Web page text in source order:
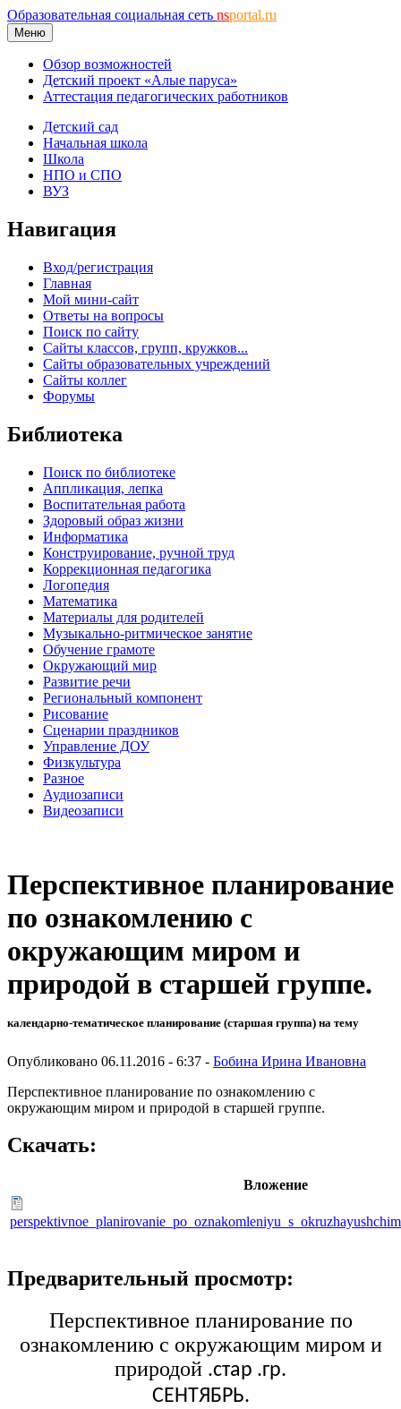
Образовательная социальная сеть nsportal.ru
Меню
Обзор возможностей
Детский проект «Алые паруса»
Аттестация педагогических работников
Детский сад
Начальная школа
Школа
НПО и СПО
ВУЗ
Навигация
Вход/регистрация
Главная
Мой мини-сайт
Ответы на вопросы
Поиск по сайту
Сайты классов, групп, кружков...
Сайты образовательных учреждений
Сайты коллег
Форумы
Библиотека
Поиск по библиотеке
Аппликация, лепка
Воспитательная работа
Здоровый образ жизни
Информатика
Конструирование, ручной труд
Коррекционная педагогика
Логопедия
Математика
Материалы для родителей
Музыкально-ритмическое занятие
Обучение грамоте
Окружающий мир
Развитие речи
Региональный компонент
Рисование
Сценарии праздников
Управление ДОУ
Физкультура
Разное
Аудиозаписи
Видеозаписи
Перспективное планирование
по ознакомлению с
окружающим миром и
природой в старшей группе.
календарно-тематическое планирование (старшая группа) на тему
Опубликовано 06.11.2016 - 6:37 - Бобина Ирина Ивановна
Перспективное планирование по ознакомлению с
окружающим миром и природой в старшей группе.
Скачать:
Вложение
Предварительный просмотр:
Перспективное планирование по
ознакомлению с окружающим миром и
природой .стар .гр.
СЕНТЯБРЬ.